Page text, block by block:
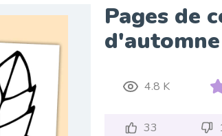
Pages de
d'automne
4.8 K
33